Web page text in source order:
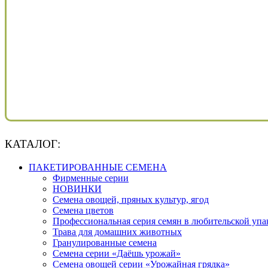
КАТАЛОГ:
ПАКЕТИРОВАННЫЕ СЕМЕНА
Фирменные серии
НОВИНКИ
Семена овощей, пряных культур, ягод
Семена цветов
Профессиональная серия семян в любительской
Трава для домашних животных
Гранулированные семена
Семена серии «Даёшь урожай»
Семена овощей серии «Урожайная грядка»